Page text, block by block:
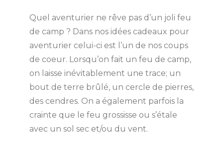
Quel aventurier ne rêve pas d’un joli feu
de camp ? Dans nos idées cadeaux pour
aventurier celui-ci est l’un de nos coups
de coeur. Lorsqu’on fait un feu de camp,
on laisse inévitablement une trace; un
bout de terre brûlé, un cercle de pierres,
des cendres. On a également parfois la
crainte que le feu grossisse ou s’étale
avec un sol sec et/ou du vent.